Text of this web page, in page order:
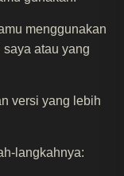
menggunakan
atau yang
versi yang lebih
langkahnya: